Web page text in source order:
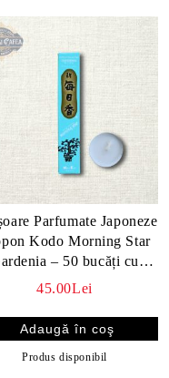
Parfumate Japoneze
Kodo Morning Star
– 50 bucăți cu
suport
45.00Lei
Produs disponibil